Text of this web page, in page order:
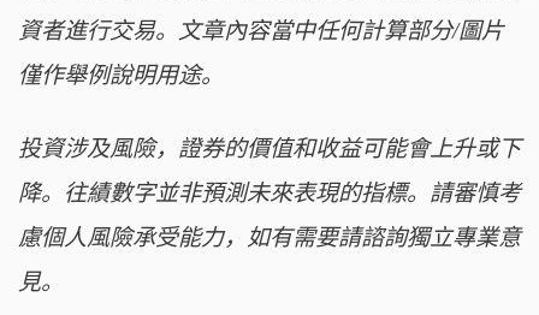
資者進行交易。文章內容當中任何計算部分/圖片
僅作舉例說明用途。
投資涉及風險，證券的價值和收益可能會上升或下
降。往績數字並非預測未來表現的指標。請審慎考
慮個人風險承受能力，如有需要請諮詢獨立專業意
見。